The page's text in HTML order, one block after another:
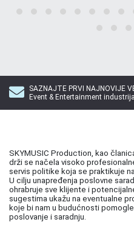
SAZNAJTE PRVI NAJNOVIJE
Event & Entertainment
SKYMUSIC Production, kao
drži se načela visoko
servis politike koja se praktikuje
U cilju unapređenja poslovne
ohrabruje sve klijente i
sugestima ukažu na eventualne
koje bi nam u budućnosti
poslovanje i saradnju.